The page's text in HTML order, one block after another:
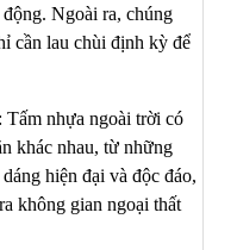
Ngoài ra, chúng
cần lau chùi định kỳ để
Tấm nhựa ngoài trời có
khác nhau, từ những
hiện đại và độc đáo,
không gian ngoại thất